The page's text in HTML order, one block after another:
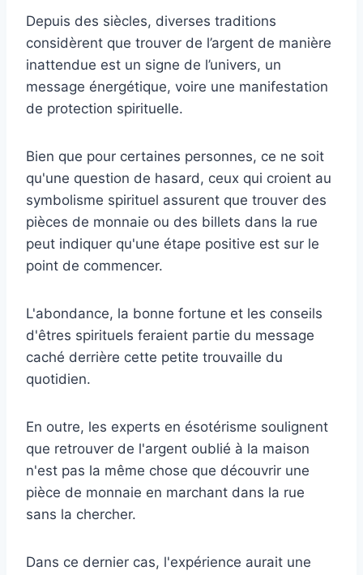
Depuis des siècles, diverses traditions
considèrent que trouver de l’argent de manière
inattendue est un signe de l’univers, un
message énergétique, voire une manifestation
de protection spirituelle.
Bien que pour certaines personnes, ce ne soit
qu'une question de hasard, ceux qui croient au
symbolisme spirituel assurent que trouver des
pièces de monnaie ou des billets dans la rue
peut indiquer qu'une étape positive est sur le
point de commencer.
L'abondance, la bonne fortune et les conseils
d'êtres spirituels feraient partie du message
caché derrière cette petite trouvaille du
quotidien.
En outre, les experts en ésotérisme soulignent
que retrouver de l'argent oublié à la maison
n'est pas la même chose que découvrir une
pièce de monnaie en marchant dans la rue
sans la chercher.
Dans ce dernier cas, l'expérience aurait une